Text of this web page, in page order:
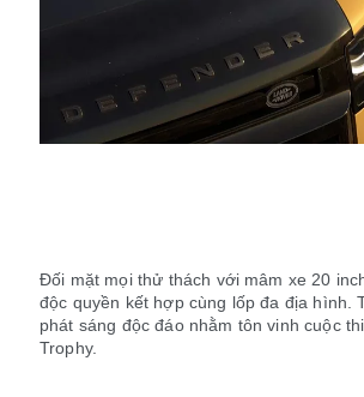
Đối mặt mọi thử thách với mâm xe 20
độc quyền kết hợp cùng lốp đa địa hình.
phát sáng độc đáo nhằm tôn vinh cuộc
Trophy.